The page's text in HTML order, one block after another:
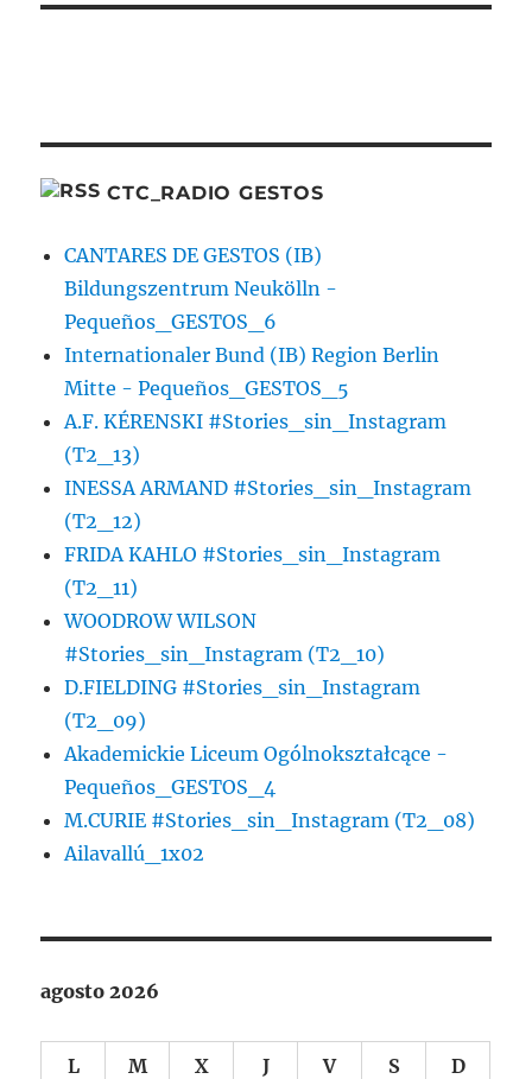
CTC_RADIO GESTOS
CANTARES DE GESTOS (IB)
Bildungszentrum Neukölln -
Pequeños_GESTOS_6
Internationaler Bund (IB) Region Berlin
Mitte - Pequeños_GESTOS_5
A.F. KÉRENSKI #Stories_sin_Instagram
(T2_13)
INESSA ARMAND #Stories_sin_Instagram
(T2_12)
FRIDA KAHLO #Stories_sin_Instagram
(T2_11)
WOODROW WILSON
#Stories_sin_Instagram (T2_10)
D.FIELDING #Stories_sin_Instagram
(T2_09)
Akademickie Liceum Ogólnokształcące -
Pequeños_GESTOS_4
M.CURIE #Stories_sin_Instagram (T2_08)
Ailavallú_1x02
agosto 2026
L M X J V S D